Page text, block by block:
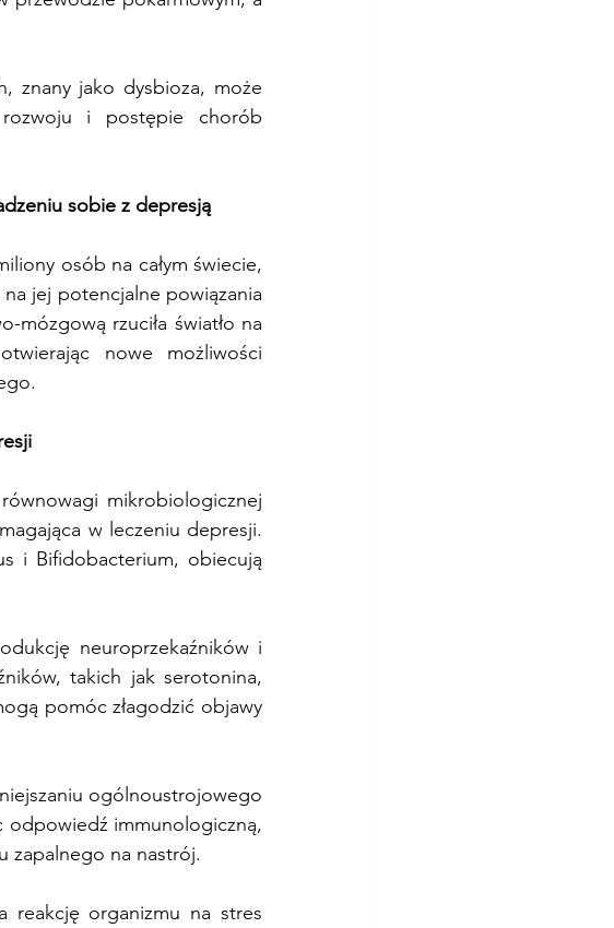
znany jako dysbioza, może
i postępie chorób
sobie z depresją
osób na całym świecie,
jej potencjalne powiązania
rzuciła światło na
nowe możliwości
mikrobiologicznej
w leczeniu depresji.
i Bifidobacterium, obiecują
neuroprzekaźników i
takich jak serotonina,
pomóc złagodzić objawy
ogólnoustrojowego
odpowiedź immunologiczną,
zapalnego na nastrój.
reakcję organizmu na stres